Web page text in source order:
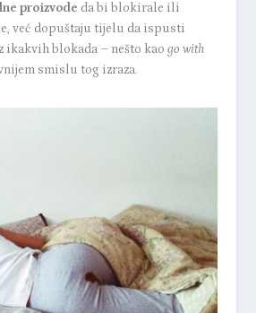
proizvode da bi blokirale ili
već dopuštaju tijelu da ispusti
ikakvih blokada – nešto kao go with
smislu tog izraza.